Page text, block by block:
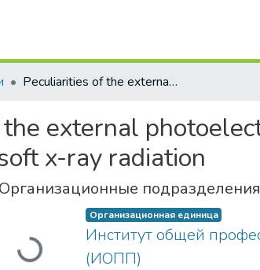
Peculiarities of the external photoelectric effect in narrow-band semiconductors caused by soft x-ray radiation
external
x-ray radiation
Организационные подразделения
Загружается... Организационная единица
Институт общей
(ИОПП)